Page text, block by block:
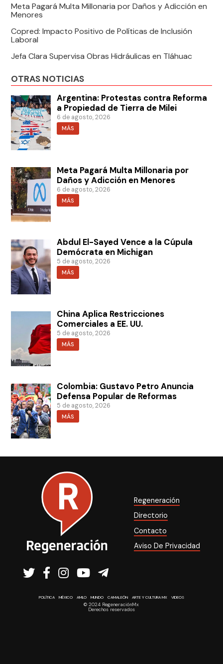
Meta Pagará Multa Millonaria por Daños y Adicción en
Menores
Copred: Impacto Positivo de Políticas de Inclusión
Laboral
Jefa Clara Supervisa Obras Hidráulicas en Tláhuac
OTRAS NOTICIAS
Argentina: Protestas contra Reforma
a Propiedad de Tierra de Milei
6 de agosto, 2026
MÁS
Meta Pagará Multa Millonaria por
Daños y Adicción en Menores
6 de agosto, 2026
MÁS
Abdul El-Sayed Vence a la Cúpula
Demócrata en Michigan
5 de agosto, 2026
MÁS
China Aplica Restricciones
Comerciales a EE. UU.
5 de agosto, 2026
MÁS
Colombia: Gustavo Petro Anuncia
Defensa Popular de Reformas
5 de agosto, 2026
MÁS
Regeneración
Directorio
Contacto
Aviso De Privacidad
POLÍTICA MÉXICO AMLO MUNDO CAMALEÓN ARTE Y CULTURA MX VIDEOS
© 2024 RegeneraciónMx
Derechos reservados